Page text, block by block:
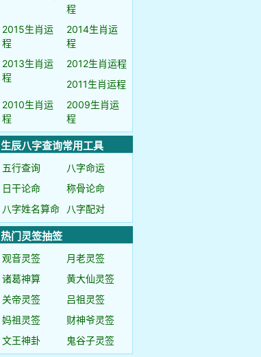
程
2015生肖运
程
2014生肖运
程
2013生肖运
程
2012生肖运程
2011生肖运程
2010生肖运
程
2009生肖运
程
生辰八字查询常用工具
五行查询
八字命运
日干论命
称骨论命
八字姓名算命
八字配对
热门灵签抽签
观音灵签
月老灵签
诸葛神算
黄大仙灵签
关帝灵签
吕祖灵签
妈祖灵签
财神爷灵签
文王神卦
鬼谷子灵签